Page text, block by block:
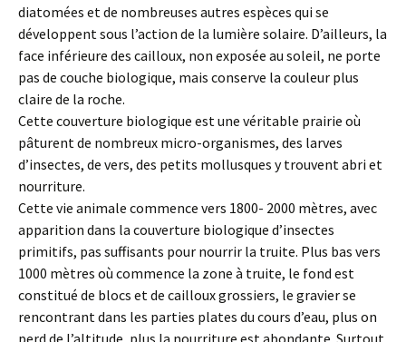
diatomées et de nombreuses autres espèces qui se
développent sous l’action de la lumière solaire. D’ailleurs, la
face inférieure des cailloux, non exposée au soleil, ne porte
pas de couche biologique, mais conserve la couleur plus
claire de la roche.
Cette couverture biologique est une véritable prairie où
pâturent de nombreux micro-organismes, des larves
d’insectes, de vers, des petits mollusques y trouvent abri et
nourriture.
Cette vie animale commence vers 1800- 2000 mètres, avec
apparition dans la couverture biologique d’insectes
primitifs, pas suffisants pour nourrir la truite. Plus bas vers
1000 mètres où commence la zone à truite, le fond est
constitué de blocs et de cailloux grossiers, le gravier se
rencontrant dans les parties plates du cours d’eau, plus on
perd de l’altitude, plus la nourriture est abondante. Surtout